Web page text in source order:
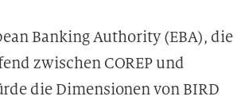
Banking Authority (EBA), die
zwischen COREP und
die Dimensionen von BIRD